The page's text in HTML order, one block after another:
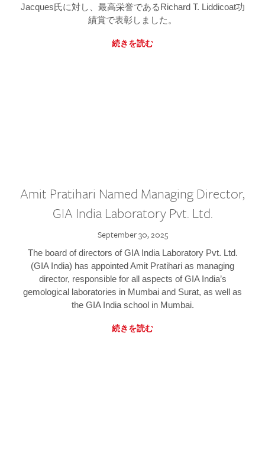
Jacques氏に対し、最高栄誉であるRichard T. Liddicoat功
績賞で表彰しました。
続きを読む
Amit Pratihari Named Managing Director,
GIA India Laboratory Pvt. Ltd.
September 30, 2025
The board of directors of GIA India Laboratory Pvt. Ltd.
(GIA India) has appointed Amit Pratihari as managing
director, responsible for all aspects of GIA India’s
gemological laboratories in Mumbai and Surat, as well as
the GIA India school in Mumbai.
続きを読む